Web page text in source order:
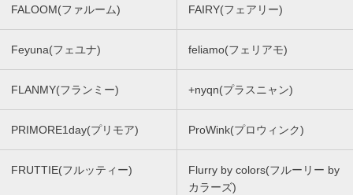
FALOOM(ファルーム) FAIRY(フェアリー)
Feyuna(フェユナ) feliamo(フェリアモ)
FLANMY(フランミー) +nyqn(プラスニャン)
PRIMORE1day(プリモア) ProWink(プロウィンク)
FRUTTIE(フルッティー)
Flurry by colors(フルーリー by
カラーズ)